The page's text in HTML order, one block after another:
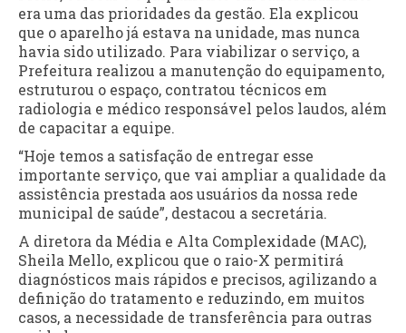
era uma das prioridades da gestão. Ela explicou
que o aparelho já estava na unidade, mas nunca
havia sido utilizado. Para viabilizar o serviço, a
Prefeitura realizou a manutenção do equipamento,
estruturou o espaço, contratou técnicos em
radiologia e médico responsável pelos laudos, além
de capacitar a equipe.
“Hoje temos a satisfação de entregar esse
importante serviço, que vai ampliar a qualidade da
assistência prestada aos usuários da nossa rede
municipal de saúde”, destacou a secretária.
A diretora da Média e Alta Complexidade (MAC),
Sheila Mello, explicou que o raio-X permitirá
diagnósticos mais rápidos e precisos, agilizando a
definição do tratamento e reduzindo, em muitos
casos, a necessidade de transferência para outras